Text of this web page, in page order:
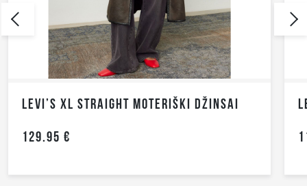
LEVI’S XL STRAIGHT MOTERIŠKI DŽINSAI
129.95 €